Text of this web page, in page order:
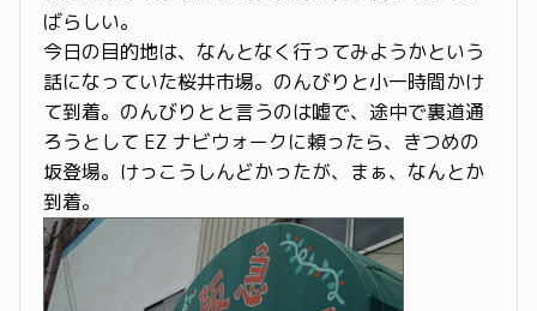
ばらしい。
今日の目的地は、なんとなく行ってみようかという
話になっていた桜井市場。のんびりと小一時間かけ
て到着。のんびりとと言うのは嘘で、途中で裏道通
ろうとして EZ ナビウォークに頼ったら、きつめの
坂登場。けっこうしんどかったが、まぁ、なんとか
到着。